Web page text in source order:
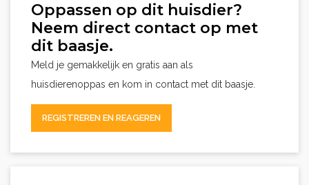
Oppassen op dit huisdier?
Neem direct contact op met
dit baasje.
Meld je gemakkelijk en gratis aan als
huisdierenoppas en kom in contact met dit baasje.
REGISTREREN EN REAGEREN